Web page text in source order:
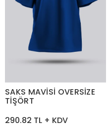
SAKS MAVİSİ OVERSİZE
TİŞÖRT
290.82 TL + KDV